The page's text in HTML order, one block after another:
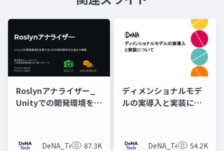
Roslynアナライザー_
Unityでの開発環境を改
DeNA_Tech 87.3K
ディメンショナルモデ
ルの実導入と実装につ
DeNA_Tech 54.2K